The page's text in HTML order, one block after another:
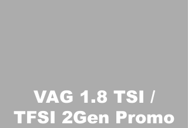
VAG 1.8 TSI /
TFSI 2Gen Promo